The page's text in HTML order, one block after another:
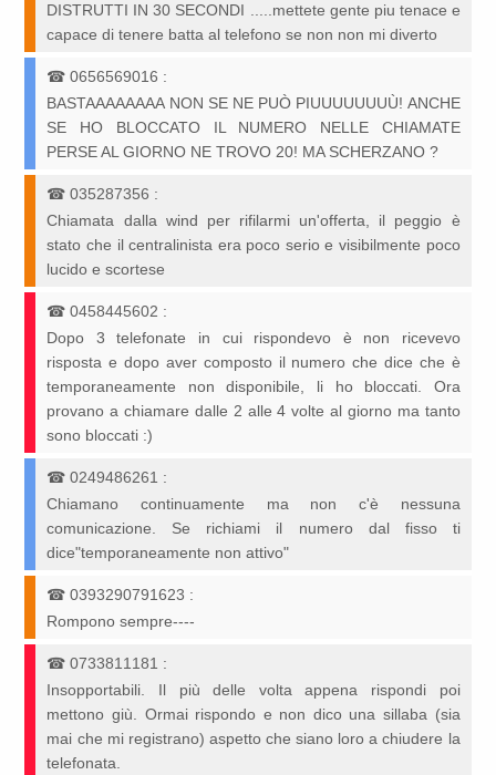
DISTRUTTI IN 30 SECONDI .....mettete gente piu tenace e
capace di tenere batta al telefono se non non mi diverto
☎0656569016 :
BASTAAAAAAAA NON SE NE PUÒ PIUUUUUUUÙ! ANCHE
SE HO BLOCCATO IL NUMERO NELLE CHIAMATE
PERSE AL GIORNO NE TROVO 20! MA SCHERZANO ?
☎035287356 :
Chiamata dalla wind per rifilarmi un'offerta, il peggio è
stato che il centralinista era poco serio e visibilmente poco
lucido e scortese
☎0458445602 :
Dopo 3 telefonate in cui rispondevo è non ricevevo
risposta e dopo aver composto il numero che dice che è
temporaneamente non disponibile, li ho bloccati. Ora
provano a chiamare dalle 2 alle 4 volte al giorno ma tanto
sono bloccati :)
☎0249486261 :
Chiamano continuamente ma non c'è nessuna
comunicazione. Se richiami il numero dal fisso ti
dice"temporaneamente non attivo"
☎0393290791623 :
Rompono sempre----
☎0733811181 :
Insopportabili. Il più delle volta appena rispondi poi
mettono giù. Ormai rispondo e non dico una sillaba (sia
mai che mi registrano) aspetto che siano loro a chiudere la
telefonata.